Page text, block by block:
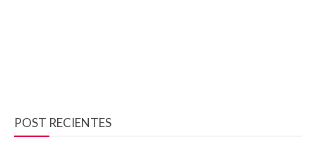
POST RECIENTES